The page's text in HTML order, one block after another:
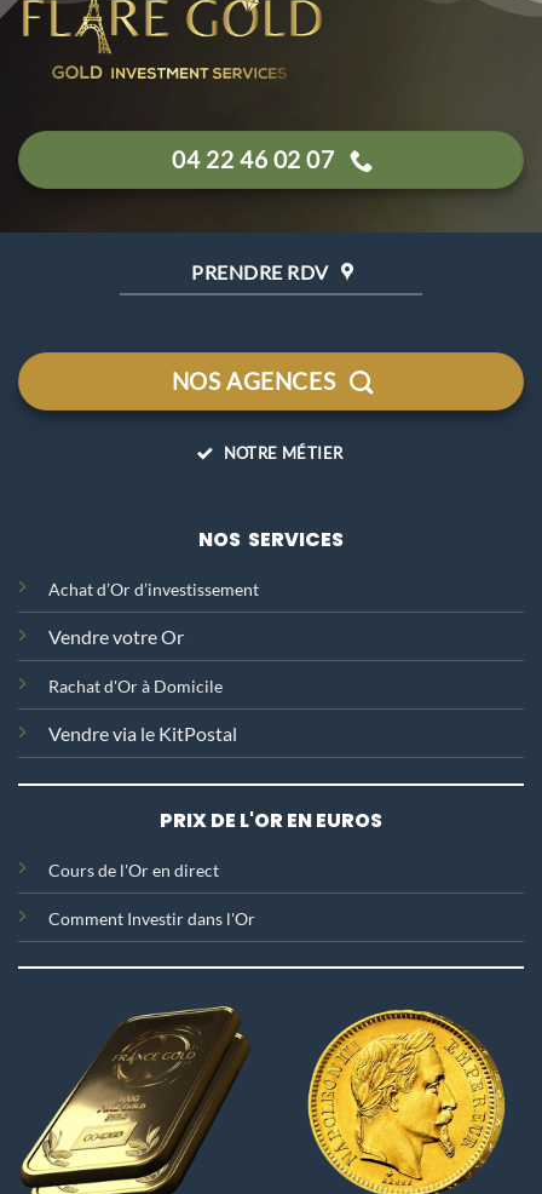
04 22 46 02 07
PRENDRE RDV
NOS AGENCES
NOTRE MÉTIER
NOS SERVICES
Achat d’Or d’investissement
Vendre votre Or
Rachat d'Orà Domicile
Vendre via le KitPostal
PRIX DE L'OR EN EUROS
Cours de l'Or en direct
Comment Investir dans l'Or